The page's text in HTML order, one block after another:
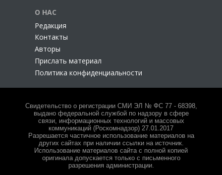
О НАС
Редакция
Контакты
Авторы
Прислать материал
Политика конфиденциальности
Свидетельство о регистрации СМИ ЭЛ № ФС 77 - 68398,
выдано федеральной службой по надзору в сфере
связи, информационных технологий и массовых
коммуникаций (Роскомнадзор) 27.01.2017
Разрешается частичное использование материалов на
других сайтах при наличии ссылки на источник.
Использование материалов сайта с полной копией
оригинала допускается только с письменного
разрешения администрации.